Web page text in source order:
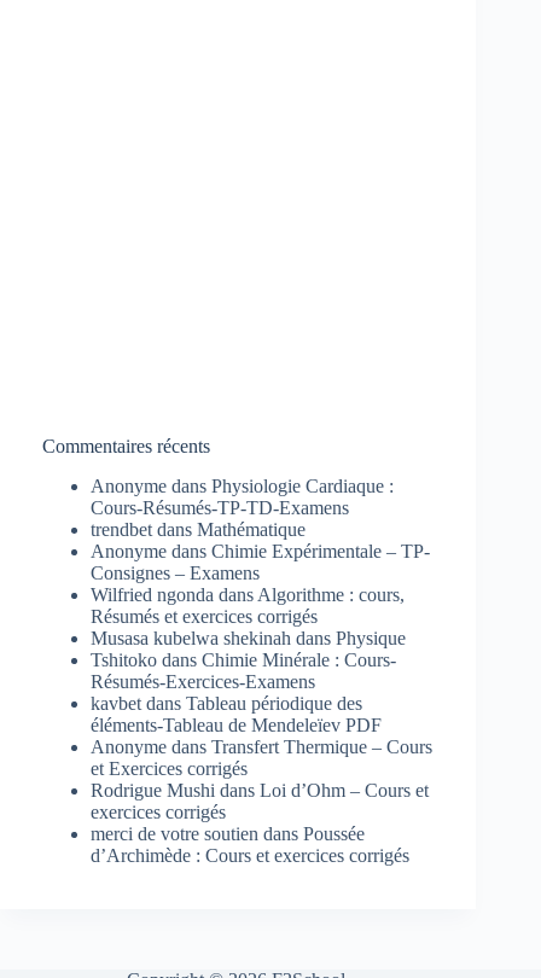
Commentaires récents
Anonyme dans Physiologie Cardiaque :
Cours-Résumés-TP-TD-Examens
trendbet dans Mathématique
Anonyme dans Chimie Expérimentale – TP-
Consignes – Examens
Wilfried ngonda dans Algorithme : cours,
Résumés et exercices corrigés
Musasa kubelwa shekinah dans Physique
Tshitoko dans Chimie Minérale : Cours-
Résumés-Exercices-Examens
kavbet dans Tableau périodique des
éléments-Tableau de Mendeleïev PDF
Anonyme dans Transfert Thermique – Cours
et Exercices corrigés
Rodrigue Mushi dans Loi d’Ohm – Cours et
exercices corrigés
merci de votre soutien dans Poussée
d’Archimède : Cours et exercices corrigés